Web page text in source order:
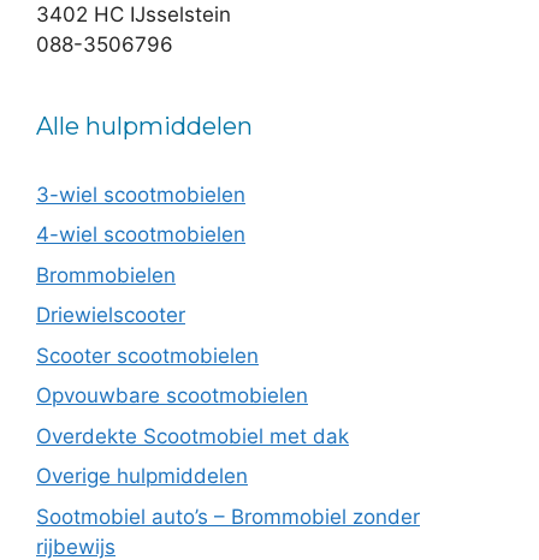
3402 HC IJsselstein
088-3506796
Alle hulpmiddelen
3-wiel scootmobielen
4-wiel scootmobielen
Brommobielen
Driewielscooter
Scooter scootmobielen
Opvouwbare scootmobielen
Overdekte Scootmobiel met dak
Overige hulpmiddelen
Sootmobiel auto’s – Brommobiel zonder
rijbewijs